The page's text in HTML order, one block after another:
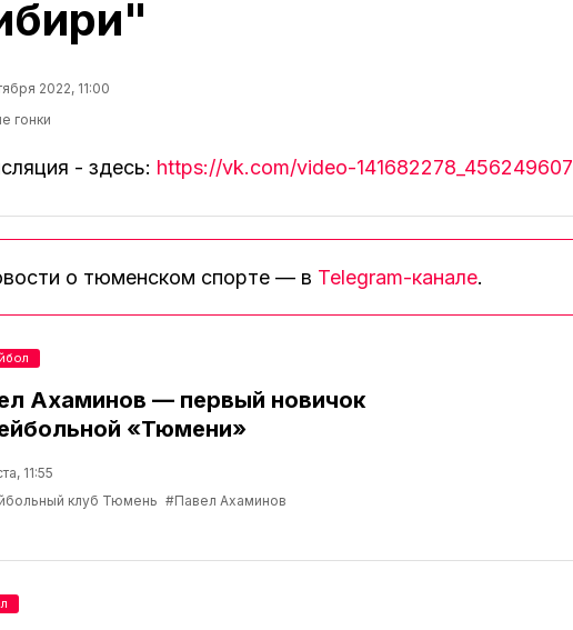
2022, 11:00
гонки
- здесь: https://vk.com/video-141682278_456249607
о тюменском спорте — в Telegram-канале.
Ахаминов — первый новичок
«Тюмени»
11:55
клуб Тюмень #Павел Ахаминов